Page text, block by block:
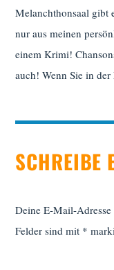
Melanchthonsaal gibt
nur aus meinen
einem Krimi!
auch! Wenn Sie in
SCHREIBE
Deine E-Mail-
Felder sind mit *